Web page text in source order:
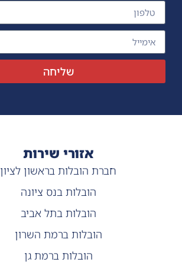
שליחה
אזורי שירות
חברת הובלות בראשון לציון
הובלות בנס ציונה
הובלות בתל אביב
הובלות ברמת השרון
הובלות ברמת גן